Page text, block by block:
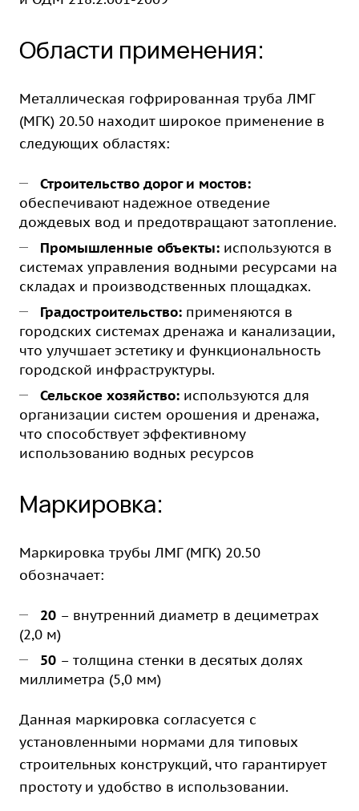
Области применения:
Металлическая гофрированная труба ЛМГ
(МГК) 20.50 находит широкое применение в
следующих областях:
Строительство дорог и мостов:
обеспечивают надежное отведение
дождевых вод и предотвращают затопление.
Промышленные объекты: используются в
системах управления водными ресурсами на
складах и производственных площадках.
Градостроительство: применяются в
городских системах дренажа и канализации,
что улучшает эстетику и функциональность
городской инфраструктуры.
Сельское хозяйство: используются для
организации систем орошения и дренажа,
что способствует эффективному
использованию водных ресурсов
Маркировка:
Маркировка трубы ЛМГ (МГК) 20.50
обозначает:
20 – внутренний диаметр в дециметрах
(2,0 м)
50 – толщина стенки в десятых долях
миллиметра (5,0 мм)
Данная маркировка согласуется с
установленными нормами для типовых
строительных конструкций, что гарантирует
простоту и удобство в использовании.